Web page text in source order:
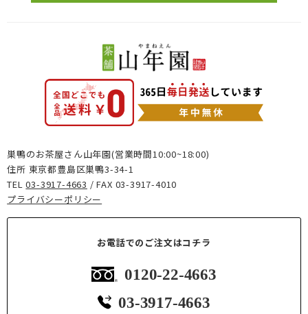
巣鴨のお茶屋さん山年園(営業時間10:00~18:00)
住所 東京都豊島区巣鴨3-34-1
TEL03-3917-4663 / FAX 03-3917-4010
プライバシーポリシー
お電話でのご注文はコチラ
0120-22-4663
03-3917-4663